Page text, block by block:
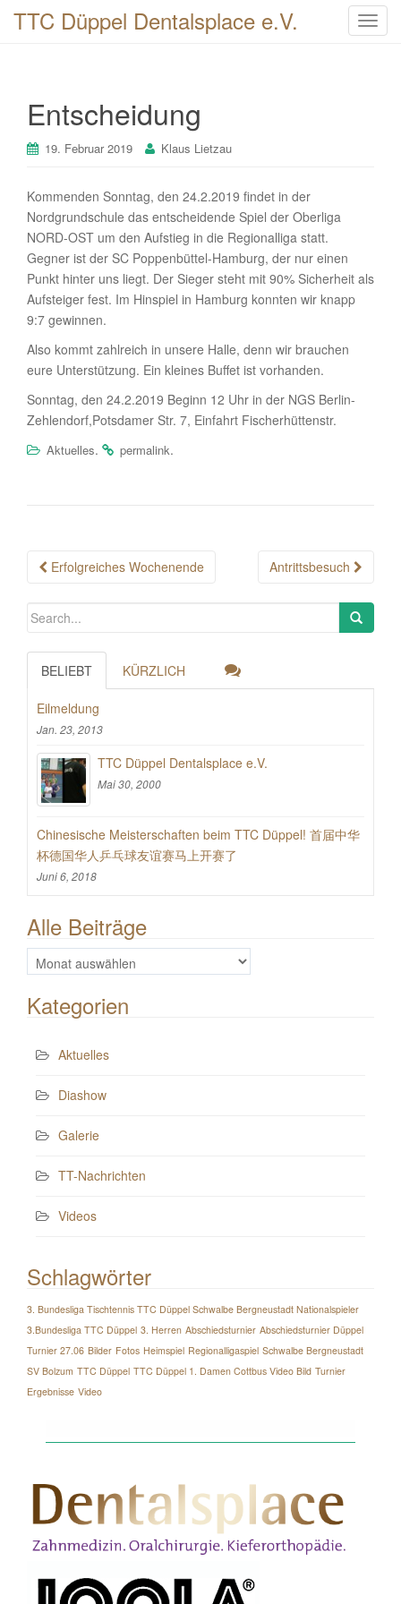
T
TTC Düppel Dentalsplace e.V.
Entscheidung
19. Februar 2019 Klaus Lietzau
Kommenden Sonntag, den 24.2.2019 findet in der
Nordgrundschule das entscheidende Spiel der Oberliga
NORD-OST um den Aufstieg in die Regionalliga statt.
Gegner ist der SC Poppenbüttel-Hamburg, der nur einen
Punkt hinter uns liegt. Der Sieger steht mit 90% Sicherheit als
Aufsteiger fest. Im Hinspiel in Hamburg konnten wir knapp
9:7 gewinnen.
Also kommt zahlreich in unsere Halle, denn wir brauchen
eure Unterstützung. Ein kleines Buffet ist vorhanden.
Sonntag, den 24.2.2019 Beginn 12 Uhr in der NGS Berlin-
Zehlendorf,Potsdamer Str. 7, Einfahrt Fischerhüttenstr.
Aktuelles. permalink.
Post
Erfolgreiches Wochenende Antrittsbesuch
BELIEBT KÜRZLICH
Eilmeldung
Jan. 23, 2013
TTC Düppel Dentalsplace e.V.
Mai 30, 2000
Chinesische Meisterschaften beim TTC Düppel! 首届中华
杯德国华人乒乓球友谊赛马上开赛了
Juni 6, 2018
Alle Beiträge
Alle
Beiträge
Kategorien
Aktuelles
Diashow
Galerie
TT-Nachrichten
Videos
Schlagwörter
3. Bundesliga Tischtennis TTC Düppel Schwalbe Bergneustadt Nationalspieler
3.Bundesliga TTC Düppel 3. Herren Abschiedsturnier Abschiedsturnier Düppel
Turnier 27.06 Bilder Fotos Heimspiel Regionalligaspiel Schwalbe Bergneustadt
SV Bolzum TTC Düppel TTC Düppel 1. Damen Cottbus Video Bild Turnier
Ergebnisse Video